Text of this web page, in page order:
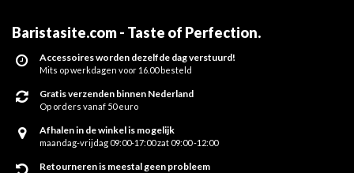
Baristasite.com - Taste of Perfection.
Accessoires worden dezelfde dag verstuurd!
Mits op werkdagen voor 16.00 besteld
Gratis verzenden binnen Nederland
Op orders vanaf 50 euro
Afhalen in de winkel is mogelijk
maandag-vrijdag 09:00-17:00 zat 09:00 -12:00
Retourneren is meestal geen probleem